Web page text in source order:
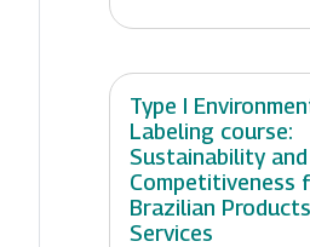
Type I
Labeling course:
Sustainability and
Competitiveness
Brazilian
Services